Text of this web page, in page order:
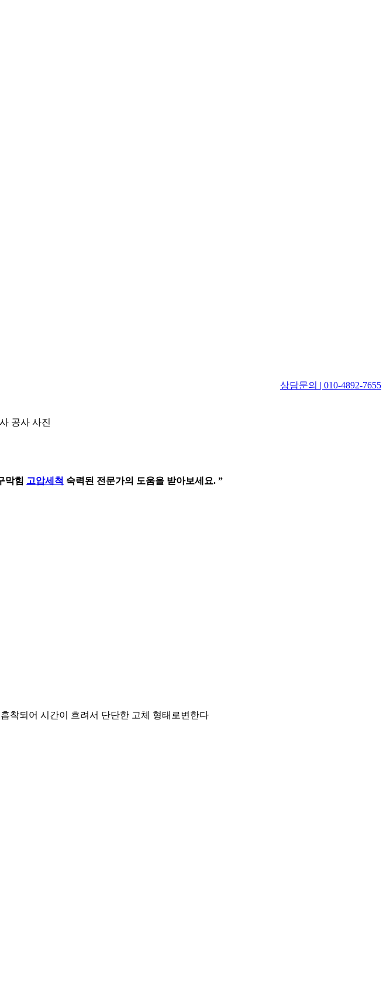
상담문의 | 010-4892-7655
공사 사진
막힘 고압세척 숙력된 전문가의 도움을 받아보세요. ”
착되어 시간이 흐려서 단단한 고체 형태로변한다